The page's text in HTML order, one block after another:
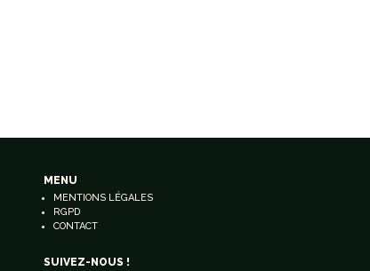
MENU
MENTIONS LÉGALES
RGPD
CONTACT
SUIVEZ-NOUS !